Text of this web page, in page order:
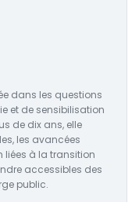
dans les questions
et de sensibilisation
de dix ans, elle
les avancées
liées à la transition
accessibles des
public.